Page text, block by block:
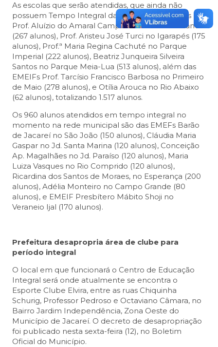
As escolas que serão atendidas, que ainda não
possuem Tempo Integral da Zona Oeste: EMEFs
Prof. Aluízio do Amaral Campos no Bandeira Branca
(267 alunos), Prof. Aristeu José Turci no Igarapés (175
alunos), Prof.ª Maria Regina Cachuté no Parque
Imperial (222 alunos), Beatriz Junqueira Silveira
Santos no Parque Meia-Lua (513 alunos), além das
EMEIFs Prof. Tarcísio Francisco Barbosa no Primeiro
de Maio (278 alunos), e Otília Arouca no Rio Abaixo
(62 alunos), totalizando 1.517 alunos.
Os 960 alunos atendidos em tempo integral no
momento na rede municipal são das EMEFs Barão
de Jacareí no São João (150 alunos), Cláudia Maria
Gaspar no Jd. Santa Marina (120 alunos), Conceição
Ap. Magalhães no Jd. Paraíso (120 alunos), Maria
Luiza Vasques no Rio Comprido (120 alunos),
Ricardina dos Santos de Moraes, no Esperança (200
alunos), Adélia Monteiro no Campo Grande (80
alunos), e EMEIF Presbítero Mábito Shoji no
Veraneio Ijal (170 alunos).
Prefeitura desapropria área de clube para
período integral
O local em que funcionará o Centro de Educação
Integral será onde atualmente se encontra o
Esporte Clube Elvira, entre as ruas Chiquinha
Schurig, Professor Pedroso e Octaviano Câmara, no
Bairro Jardim Independência, Zona Oeste do
Município de Jacareí. O decreto de desapropriação
foi publicado nesta sexta-feira (12), no Boletim
Oficial do Município.